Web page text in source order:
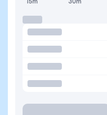
15m 30m